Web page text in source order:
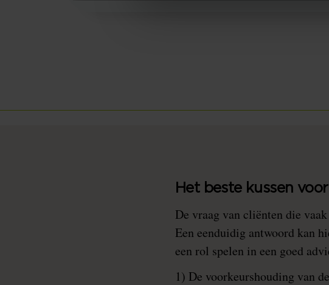
Het beste kussen
De vraag van cliënten die
Een eenduidig antwoord kan
een rol spelen in een goed
1) De voorkeurshouding van